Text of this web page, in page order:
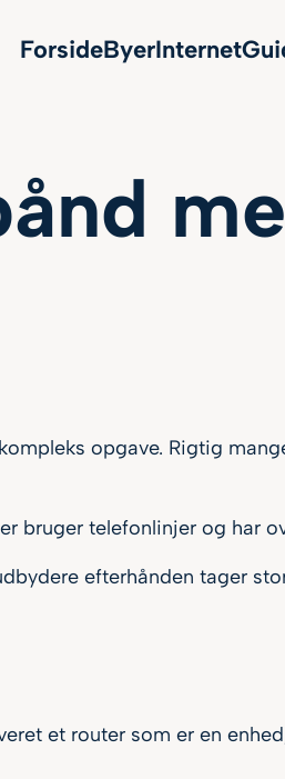
ForsideByerInternet
opgave. Rigtig
bruger telefonlinjer og har
efterhånden tager
et router som er en